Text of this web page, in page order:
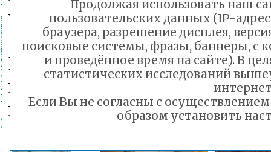
учреждения нашего
Все адресаты акции
положительных эмоций и
новогодние чудеса
Продолжая использовать наш
пользовательских данных (IP-
браузера, разрешение дисплея,
поисковые системы, фразы, баннеры, с
и проведённое время на сайте). В
статистических исследований
Если Вы не согласны с
образом установить